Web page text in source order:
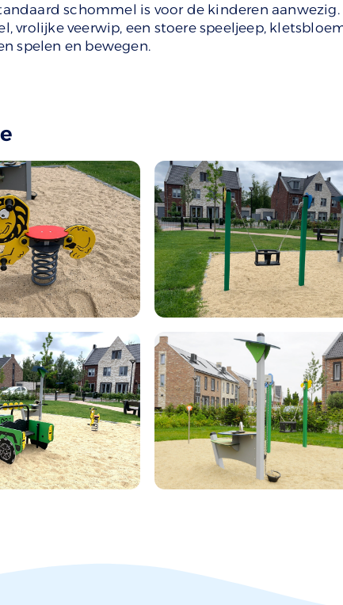
schommel is voor de kinderen
vrolijke veerwip, een stoere speeljeep,
spelen en bewegen.